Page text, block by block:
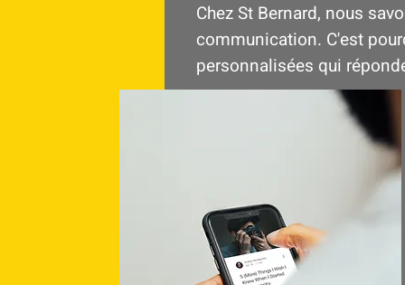
Chez St Bernard, nous
communication. C'est
personnalisées qui